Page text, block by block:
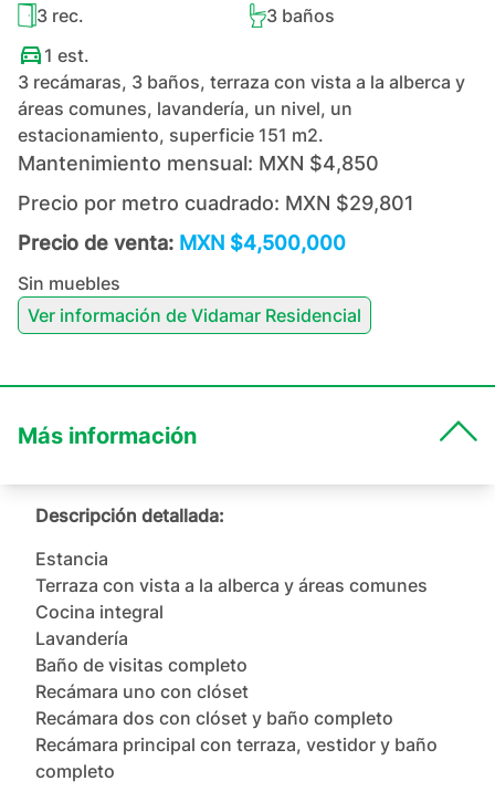
3 rec. 3baños
1 est.
3 recámaras, 3 baños, terraza con vista a la alberca y
áreas comunes, lavandería, un nivel, un
estacionamiento, superficie 151 m2.
Mantenimiento mensual: MXN $4,850
Precio por metro cuadrado: MXN $29,801
Precio de venta: MXN $4,500,000
Sin muebles
Ver información de Vidamar Residencial
Más información
Descripción detallada:
Estancia
Terraza con vista a la alberca y áreas comunes
Cocina integral
Lavandería
Baño de visitas completo
Recámara uno con clóset
Recámara dos con clóset y baño completo
Recámara principal con terraza, vestidor y baño
completo